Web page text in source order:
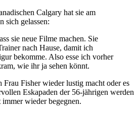
Calgary hat sie am
sich gelassen:
sie neue Filme machen. Sie
nach Hause, damit ich
bekomme. Also esse ich vorher
wie ihr ja sehen könnt.
Fisher wieder lustig macht oder es
Eskapaden der 56-jährigen werden
wieder begegnen.